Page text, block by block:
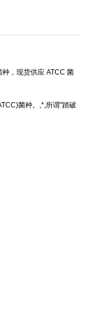
种，现货供应 ATCC 菌
菌种。,*,所谓"踏破